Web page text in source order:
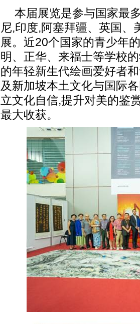
本届展览是参与国家最
尼,印度,阿塞拜疆、英国
展。近20个国家的青少年
明、正华、来福士等学校
的年轻新生代绘画爱好者
及新加坡本土文化与国际
立文化自信,提升对美的鉴
最大收获。